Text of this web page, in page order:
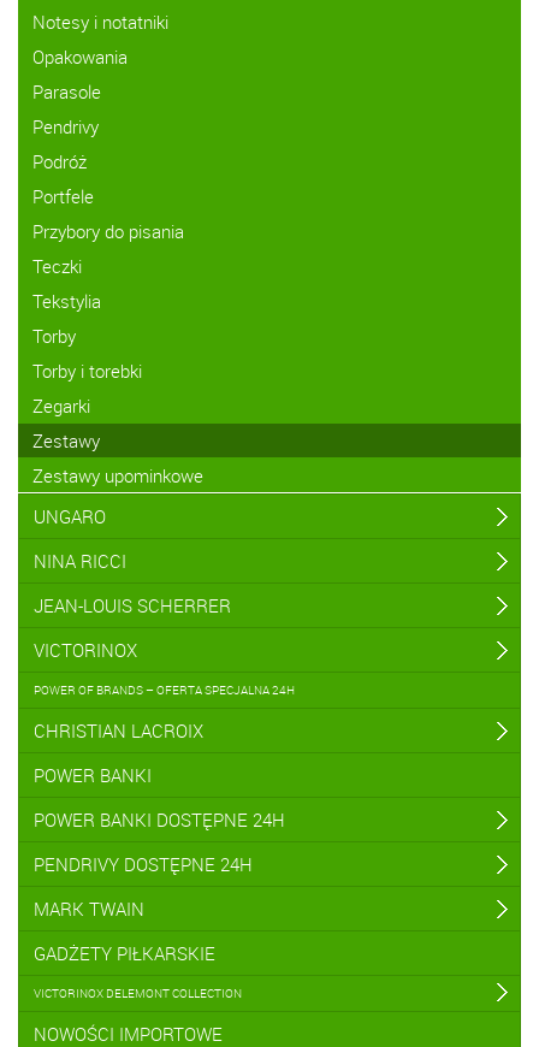
Notesy i notatniki
Opakowania
Parasole
Pendrivy
Podróż
Portfele
Przybory do pisania
Teczki
Tekstylia
Torby
Torby i torebki
Zegarki
Zestawy
Zestawy upominkowe
UNGARO
NINA RICCI
JEAN-LOUIS SCHERRER
VICTORINOX
POWER OF BRANDS – OFERTA SPECJALNA 24H
CHRISTIAN LACROIX
POWER BANKI
POWER BANKI DOSTĘPNE 24H
PENDRIVY DOSTĘPNE 24H
MARK TWAIN
GADŻETY PIŁKARSKIE
VICTORINOX DELEMONT COLLECTION
NOWOŚCI IMPORTOWE